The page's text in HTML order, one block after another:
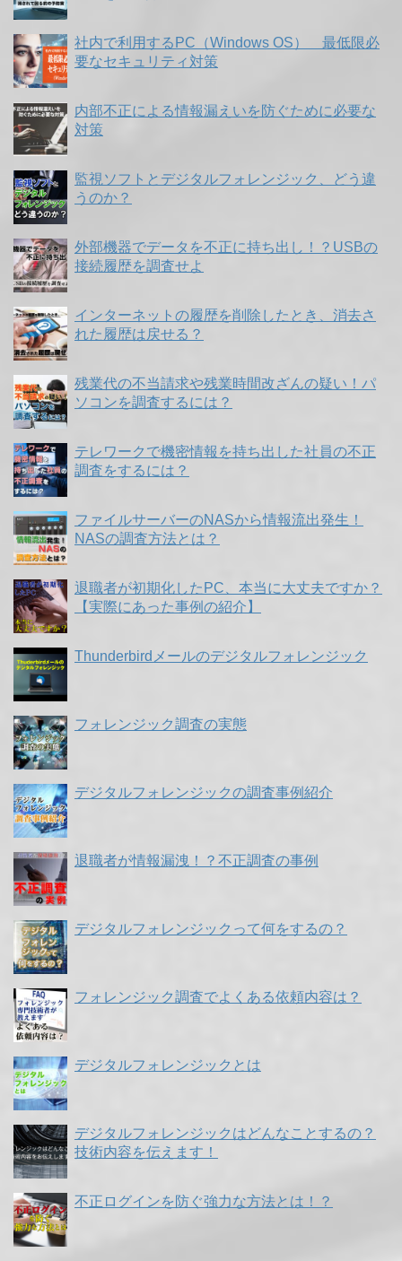
社内で利用するPC（Windows OS） 最低限必
要なセキュリティ対策
内部不正による情報漏えいを防ぐために必要な
対策
監視ソフトとデジタルフォレンジック、どう違
うのか？
外部機器でデータを不正に持ち出し！？USBの
接続履歴を調査せよ
インターネットの履歴を削除したとき、消去さ
れた履歴は戻せる？
残業代の不当請求や残業時間改ざんの疑い！パ
ソコンを調査するには？
テレワークで機密情報を持ち出した社員の不正
調査をするには？
ファイルサーバーのNASから情報流出発生！
NASの調査方法とは？
退職者が初期化したPC、本当に大丈夫ですか？
【実際にあった事例の紹介】
Thunderbirdメールのデジタルフォレンジック
フォレンジック調査の実態
デジタルフォレンジックの調査事例紹介
退職者が情報漏洩！？不正調査の事例
デジタルフォレンジックって何をするの？
フォレンジック調査でよくある依頼内容は？
デジタルフォレンジックとは
デジタルフォレンジックはどんなことするの？
技術内容を伝えます！
不正ログインを防ぐ強力な方法とは！？